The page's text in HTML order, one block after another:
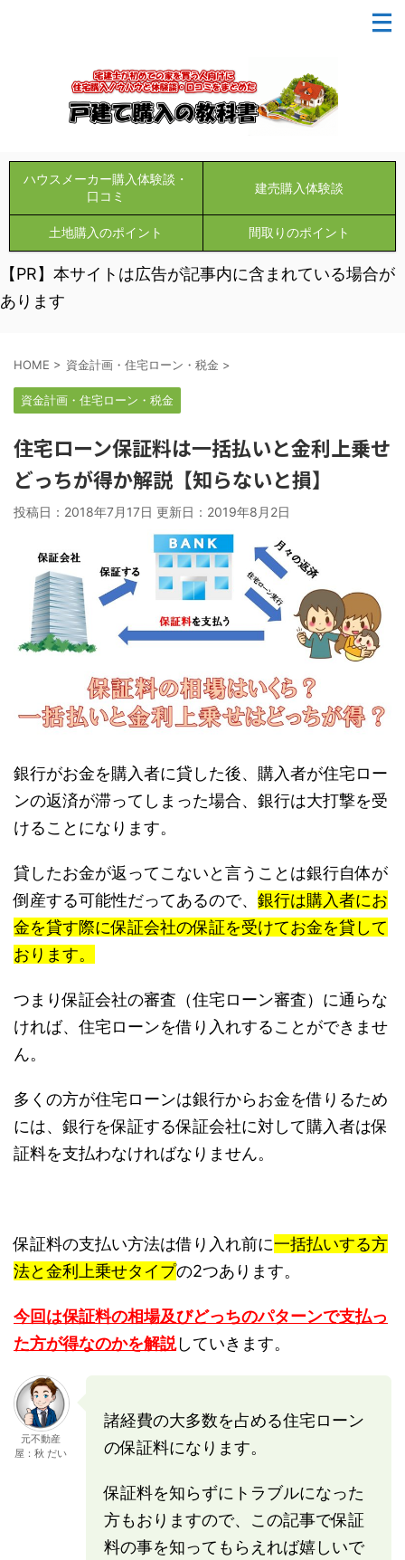
ハウスメーカー購入体験談・
口コミ
建売購入体験談
土地購入のポイント 間取りのポイント
【PR】本サイトは広告が記事内に含まれている場合が
あります
HOME > 資金計画・住宅ローン・税金 >
資金計画・住宅ローン・税金
住宅ローン保証料は一括払いと金利上乗せ
どっちが得か解説【知らないと損】
投稿日：2018年7月17日 更新日： 2019年8月2日
銀行がお金を購入者に貸した後、購入者が住宅ロー
ンの返済が滞ってしまった場合、銀行は大打撃を受
けることになります。
貸したお金が返ってこないと言うことは銀行自体が
倒産する可能性だってあるので、 銀行は購入者にお
金を貸す際に保証会社の保証を受けてお金を貸して
おります。
つまり保証会社の審査（住宅ローン審査）に通らな
ければ、住宅ローンを借り入れすることができませ
ん。
多くの方が住宅ローンは銀行からお金を借りるため
には、銀行を保証する保証会社に対して購入者は保
証料を支払わなければなりません。
保証料の支払い方法は借り入れ前に一括払いする方
法と金利上乗せタイプの2つあります。
今回は保証料の相場及びどっちのパターンで支払っ
た方が得なのかを解説していきます。
元不動産
屋：秋 だい
諸経費の大多数を占める住宅ローン
の保証料になります。
保証料を知らずにトラブルになった
方もおりますので、この記事で保証
料の事を知ってもらえれば嬉しいで